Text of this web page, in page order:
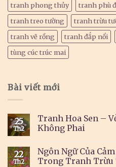
tranh phong thủy
tranh phù
tranh treo tường
tranh trừu
tranh vẽ rồng
tranh đắp nổi
tùng cúc trúc mai
Bài viết mới
25
Th2
Tranh Hoa Sen –
Không Phai
22
Th2
Ngôn Ngữ Của
Trong Tranh Trừu